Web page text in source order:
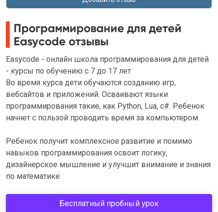
Программирование для детей
Easycode отзывы
Easycode - онлайн школа программирования для детей
- курсы по обучению с 7 до 17 лет
Во время курса дети обучаются созданию игр,
вебсайтов и приложений. Осваивают языки
программирования такие, как Python, Lua, c#. Ребенок
начнет с пользой проводить время за компьютером.
Ребенок получит комплексное развитие и помимо
навыков программирования освоит логику,
дизайнерское мышление и улучшит внимание и знания
по математике.
Бесплатный пробный урок